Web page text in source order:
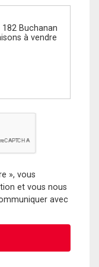
», vous
et vous nous
avec